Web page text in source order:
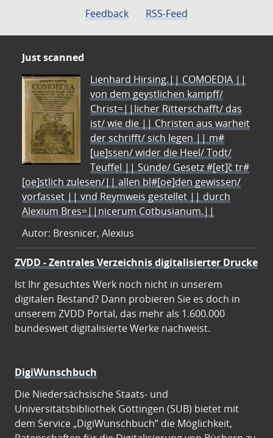
Feedback
RSS-Feed
Just scanned
Lienhard Hirsing.|| COMOEDIA ||
von dem geystlichen kampff/
Christ=||licher Ritterschafft/ das
ist/ wie die || Christen aus warheit
der schrifft/ sich legen || m#
[ue]ssen/ wider die Heel/ Todt/
Teuffel || Sünde/ Gesetz #[et]c̃ tr#
[oe]stlich zulesen/|| allen bl#[oe]den gewissen/
vorfasset || vnd Reymweis gestellet || durch
Alexium Bres=||nicerum Cotbusianum.||
Autor: Bresnicer, Alexius
ZVDD - Zentrales Verzeichnis digitalisierter Drucke
Ist Ihr gesuchtes Werk noch nicht in unserem
digitalen Bestand? Dann probieren Sie es doch in
unserem ZVDD Portal, das mehr als 1.600.000
bundesweit digitalisierte Werke nachweist.
DigiWunschbuch
Die Niedersächsische Staats- und
Universitätsbibliothek Göttingen (SUB) bietet mit
dem Service „DigiWunschbuch” die Möglichkeit,